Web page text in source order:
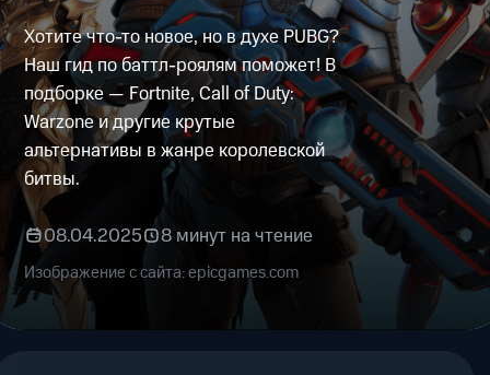
Хотите что-то новое, но в духе PUBG?
Наш гид по баттл-роялям поможет! В
подборке — Fortnite, Call of Duty:
Warzone и другие крутые
альтернативы в жанре королевской
битвы.
08.04.2025 8 минут на чтение
Изображение с сайта: epicgames.com